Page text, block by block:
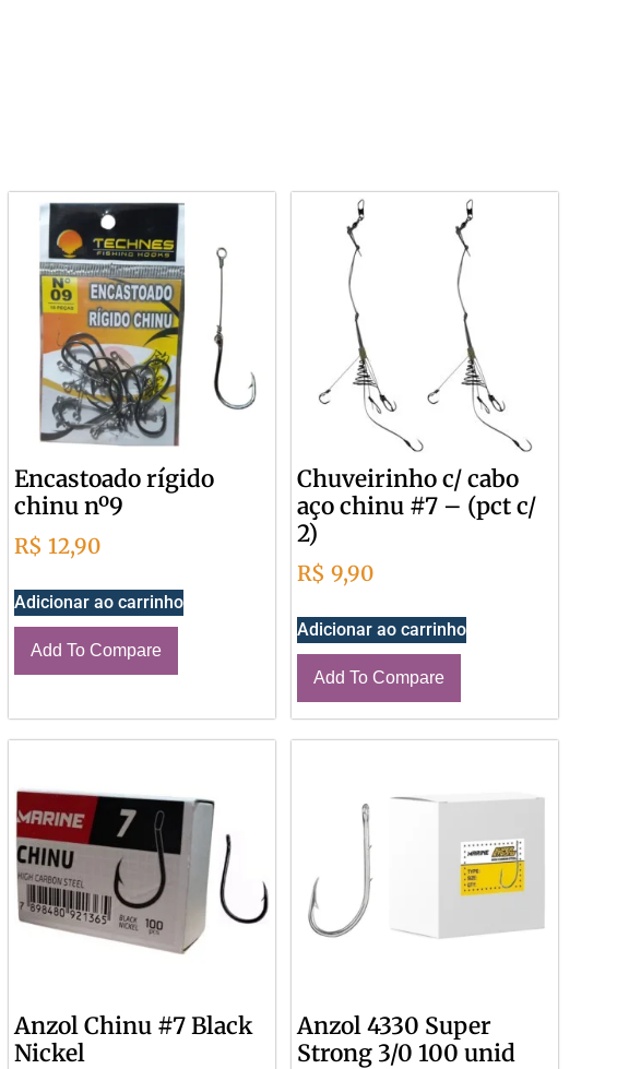
Encastoado rígido
chinu nº9
R$ 12,90
Adicionar ao carrinho
Add To Compare
Chuveirinho c/ cabo
aço chinu #7 – (pct c/
2)
R$ 9,90
Adicionar ao carrinho
Add To Compare
Anzol Chinu #7 Black
Nickel
Anzol 4330 Super
Strong 3/0 100 unid